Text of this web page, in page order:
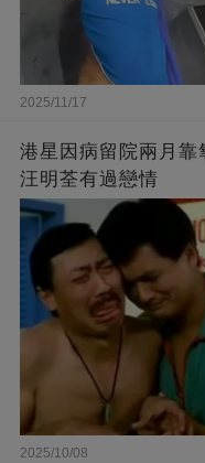
2025/11/17
港星因病留院兩月
汪明荃有過戀情
2025/10/08